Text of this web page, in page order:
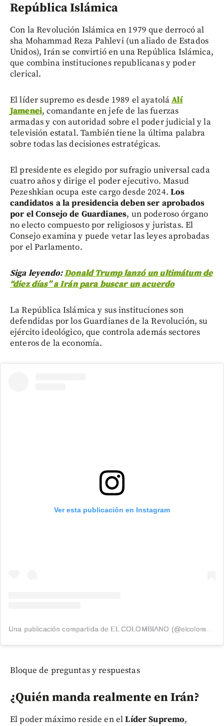
República Islámica
Con la Revolución Islámica en 1979 que derrocó al
sha Mohammad Reza Pahlevi (un aliado de Estados
Unidos), Irán se convirtió en una República Islámica,
que combina instituciones republicanas y poder
clerical.
El líder supremo es desde 1989 el ayatoláAlí
Jamenei, comandante en jefe de las fuerzas
armadas y con autoridad sobre el poder judicial y la
televisión estatal. También tiene la última palabra
sobre todas las decisiones estratégicas.
El presidente es elegido por sufragio universal cada
cuatro años y dirige el poder ejecutivo. Masud
Pezeshkian ocupa este cargo desde 2024. Los
candidatos a la presidencia deben ser aprobados
por el Consejo de Guardianes, un poderoso órgano
no electo compuesto por religiosos y juristas. El
Consejo examina y puede vetar las leyes aprobadas
por el Parlamento.
Siga leyendo:Donald Trump lanzó un ultimátum de
“diez días” a Irán para buscar un acuerdo
La República Islámica y sus instituciones son
defendidas por los Guardianes de la Revolución, su
ejército ideológico, que controla además sectores
enteros de la economía.
Ver esta publicación en Instagram
Una publicación compartida de EL COLOMBIANO (@elcolombiano_)
Bloque de preguntas y respuestas
¿Quién manda realmente en Irán?
El poder máximo reside en elLíder Supremo,